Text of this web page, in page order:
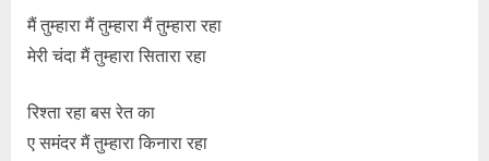
मैं तुम्हारा मैं तुम्हारा मैं तुम्हारा रहा
मेरी चंदा मैं तुम्हारा सितारा रहा
रिश्ता रहा बस रेत का
ए समंदर मैं तुम्हारा किनारा रहा